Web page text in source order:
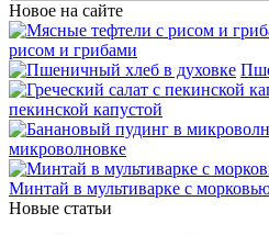
Новое на сайте
рисом и грибами
пекинской капустой
микроволновке
Минтай в мультиварке с
Новые статьи